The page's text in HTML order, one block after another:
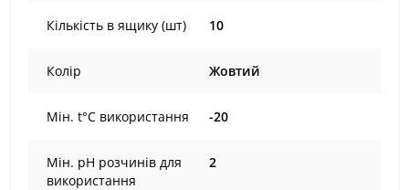
Кількість в ящику (шт) 10
Колір Жовтий
Мін. t°С використання -20
Мін. рН розчинів для
використання
2